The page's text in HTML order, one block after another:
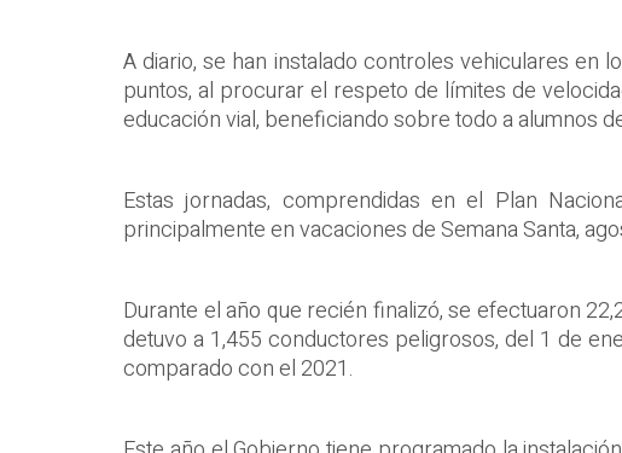
A diario, se han instalado controles vehiculares en
puntos, al procurar el respeto de límites de
educación vial, beneficiando sobre todo a alumnos
Estas jornadas, comprendidas en el Plan
principalmente en vacaciones de Semana Santa,
Durante el año que recién finalizó, se efectuaron
detuvo a 1,455 conductores peligrosos, del 1 de
comparado con el 2021.